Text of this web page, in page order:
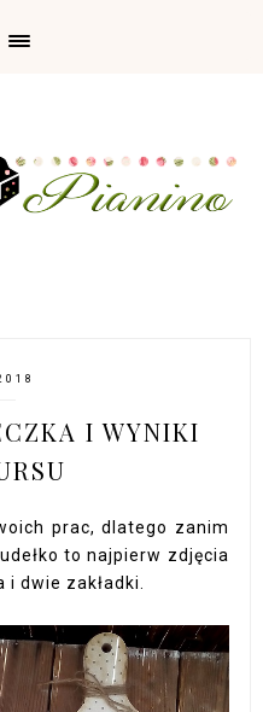
I WYNIKI
prac, dlatego zanim
to najpierw zdjęcia
i dwie zakładki.